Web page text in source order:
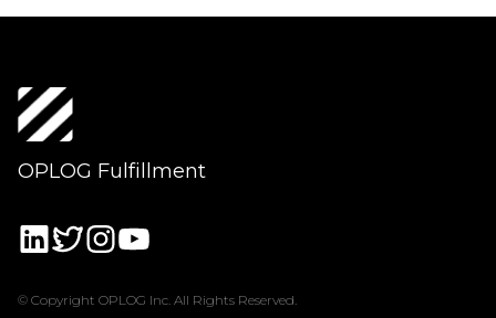
OPLOG Fulfillment
© Copyright OPLOG Inc. All Rights Reserved.